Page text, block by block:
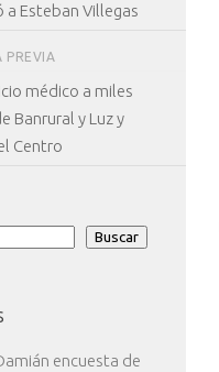
a Esteban Villegas
PREVIA
médico a miles
Banrural y Luz y
Centro
Buscar
encuesta de